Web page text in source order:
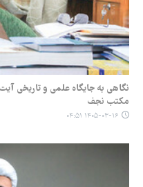
نگاهی به جایگاه علمی و تاریخی
مکتب نجف
۱۴۰۵-۰۳-۱۶ ۰۴:۵۱